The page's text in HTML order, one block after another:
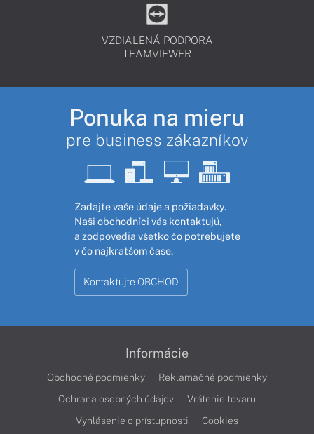
VZDIALENÁ PODPORA
TEAMVIEWER
Ponuka na mieru
pre business zákazníkov
Zadajte vaše údaje a požiadavky.
Naši obchodníci vás kontaktujú,
a zodpovedia všetko čo potrebujete
v čo najkratšom čase.
Kontaktujte OBCHOD
Informácie
Obchodné podmienky
Reklamačné podmienky
Ochrana osobných údajov
Vrátenie tovaru
Vyhlásenie o prístupnosti
Cookies